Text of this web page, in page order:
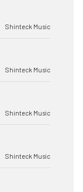
Shinteck Music
Shinteck Music
Shinteck Music
Shinteck Music